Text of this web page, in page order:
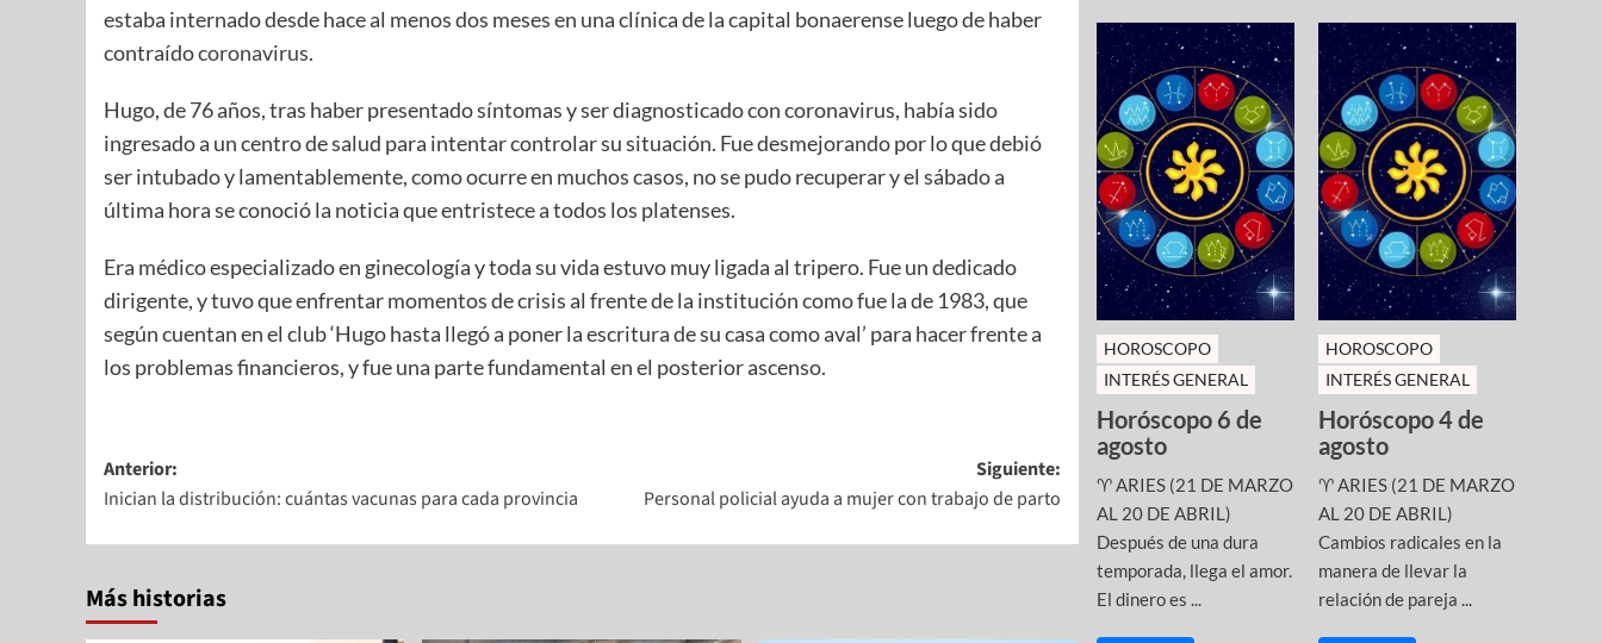
estaba internado desde hace al menos dos meses en una clínica de la capital bonaerense luego de haber
contraídocoronavirus.
Hugo, de 76 años, tras haber presentado síntomas y ser diagnosticado con coronavirus, había sido
ingresado a un centro de salud para intentar controlar su situación. Fue desmejorando por lo que debió
ser intubado y lamentablemente, como ocurre en muchos casos, no se pudo recuperar y el sábado a
última hora se conoció la noticia que entristece a todos los platenses.
Era médico especializado en ginecología y toda su vida estuvo muy ligada al tripero. Fue un dedicado
dirigente, y tuvo que enfrentar momentos de crisis al frente de la institución como fue la de 1983, que
según cuentan en el club ‘Hugo hasta llegó a poner la escritura de su casa como aval’ para hacer frente a
los problemas financieros, y fue una parte fundamental en el posterior ascenso.
Anterior:
Inician la distribución: cuántas vacunas para cada provincia
Siguiente:
Personal policial ayuda a mujer con trabajo de parto
Más historias
HOROSCOPO
INTERÉS GENERAL
Horóscopo 6 de
agosto
♈ ARIES (21 DE MARZO
AL 20 DE ABRIL)
Después de una dura
temporada, llega el amor.
El dinero es ...
HOROSCOPO
INTERÉS GENERAL
Horóscopo 4 de
agosto
♈ ARIES (21 DE MARZO
AL 20 DE ABRIL)
Cambios radicales en la
manera de llevar la
relación de pareja ...